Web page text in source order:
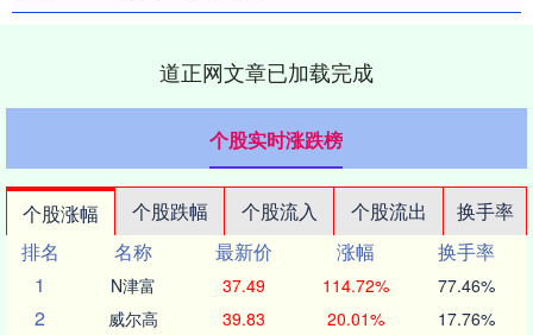
道正网文章已加载完成
个股实时涨跌榜
个股涨幅 个股跌幅 个股流入 个股流出
换手率
排名
名称 最新价 涨幅
换手率
1
N津富 37.49 114.72% 77.46%
2 威尔高 39.83 20.01% 17.76%